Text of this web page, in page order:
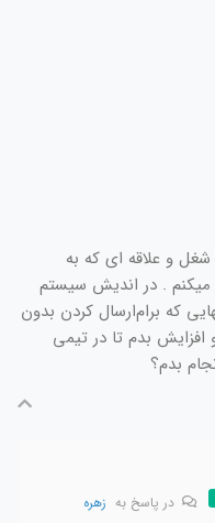
و علاقه ای که به
. در اندیش سیستم
که برام‌ارسال کردن بدون
بدم تا در تیمی
بدم؟
در پاسخ به زهره